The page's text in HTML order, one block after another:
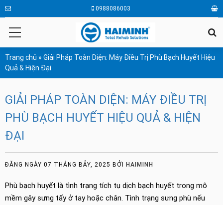
0988086003
Trang chủ » Giải Pháp Toàn Diện: Máy Điều Trị Phù Bạch Huyết Hiệu
Quả & Hiện Đại
GIẢI PHÁP TOÀN DIỆN: MÁY ĐIỀU TRỊ
PHÙ BẠCH HUYẾT HIỆU QUẢ & HIỆN
ĐẠI
ĐĂNG NGÀY 07 THÁNG BẢY, 2025 BỞI HAIMINH
Phù bạch huyết là tình trạng tích tụ dịch bạch huyết trong mô
mềm gây sưng tấy ở tay hoặc chân. Tình trạng sưng phù nếu